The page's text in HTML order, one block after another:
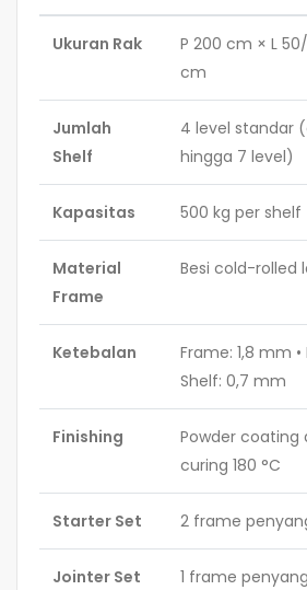
Ukuran Rak
P 200 cm × L
cm
Jumlah
Shelf
4 level standar
hingga 7 level)
Kapasitas 500 kg per
Material
Frame
Besi cold-rolled
Ketebalan
Frame: 1,8 mm •
Shelf: 0,7 mm
Finishing
Powder coating
curing 180 °C
Starter Set 2 frame
Jointer Set
1 frame